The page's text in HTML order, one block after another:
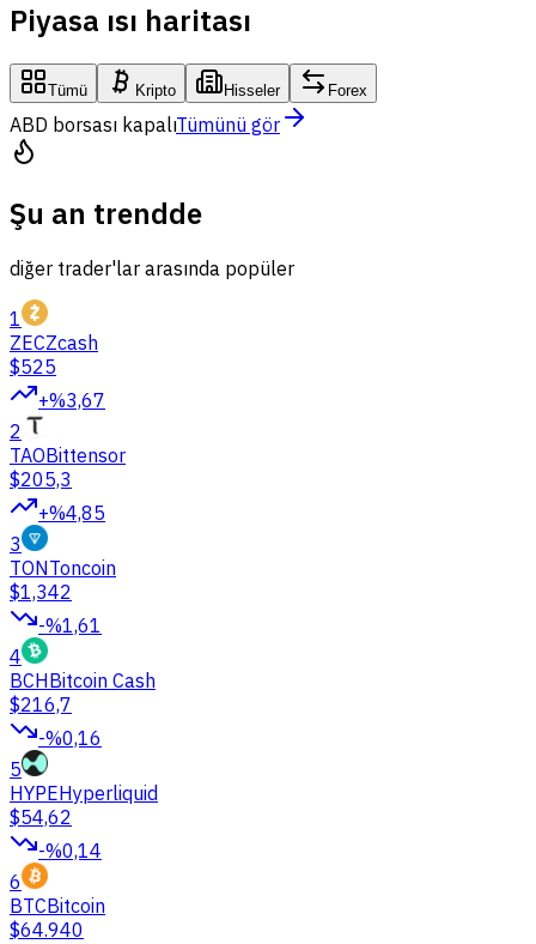
Piyasa ısı haritası
Tümü Kripto Hisseler Forex
ABD borsası kapalıTümünü gör
Şu an trendde
diğer trader'lar arasında popüler
1
ZECZcash
$525
+%3,67
2
TAOBittensor
$205,3
+%4,85
3
TONToncoin
$1,342
-%1,61
4
BCHBitcoin Cash
$216,7
-%0,16
5
HYPEHyperliquid
$54,62
-%0,14
6
BTCBitcoin
$64.940